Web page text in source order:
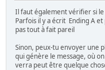
Il faut également vérifier si le
Parfois il y a écrit Ending A
pas tout à fait pareil
Sinon, peux-tu envoyer une
qui génère le message, où
verra peut être quelque